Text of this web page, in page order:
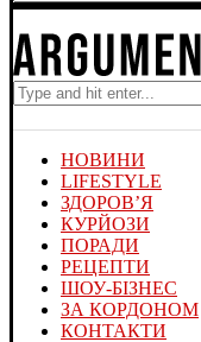
НОВИНИ
LIFESTYLE
ЗДОРОВ’Я
КУРЙОЗИ
ПОРАДИ
РЕЦЕПТИ
ШОУ-БІЗНЕС
ЗА КОРДОНОМ
КОНТАКТИ